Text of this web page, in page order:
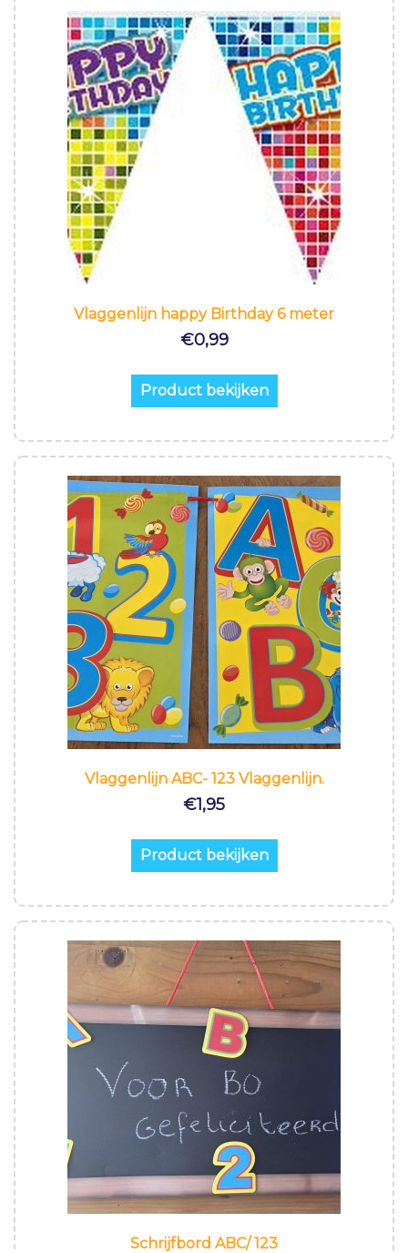
Vlaggenlijn happy Birthday 6 meter
€0,99
Product bekijken
Vlaggenlijn ABC- 123 Vlaggenlijn.
€1,95
Product bekijken
Schrijfbord ABC/ 123